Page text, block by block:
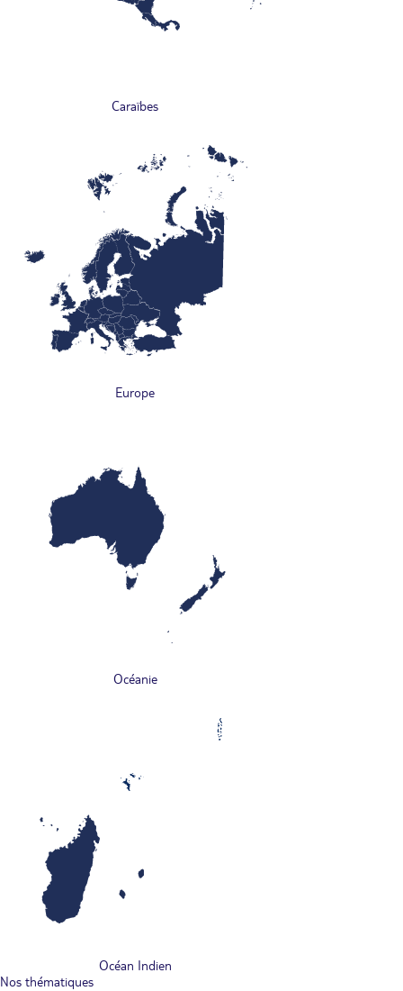
Caraïbes
Europe
Océanie
Océan Indien
Nos thématiques